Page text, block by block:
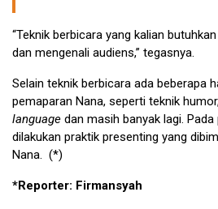
“Teknik berbicara yang kalian
dan mengenali audiens,” tegasnya.
Selain teknik berbicara ada beberapa
pemaparan Nana, seperti teknik
language dan masih banyak lagi.
dilakukan praktik presenting yang
Nana. (*)
*Reporter: Firmansyah